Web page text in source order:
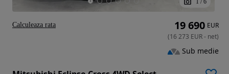
1 / 6
19 690 EUR
(16 273 EUR- net)
Sub medie
Calculeaza rata